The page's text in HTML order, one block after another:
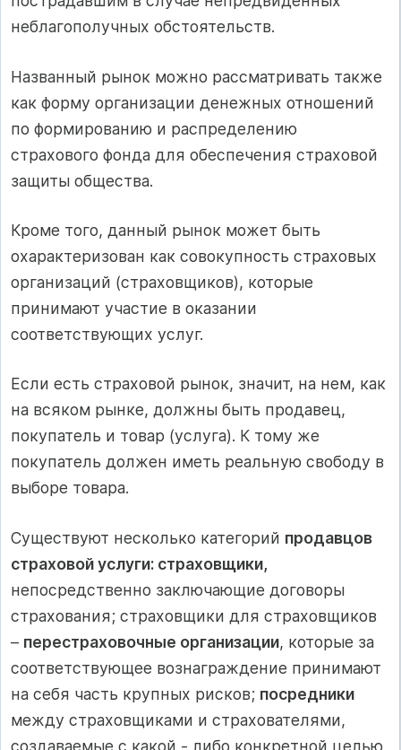
неблагополучных обстоятельств.
Названный рынок можно рассматривать также
как форму организации денежных отношений
по формированию и распределению
страхового фонда для обеспечения страховой
защиты общества.
Кроме того, данный рынок может быть
охарактеризован как совокупность страховых
организаций (страховщиков), которые
принимают участие в оказании
соответствующих услуг.
Если есть страховой рынок, значит, на нем, как
на всяком рынке, должны быть продавец,
покупатель и товар (услуга). К тому же
покупатель должен иметь реальную свободу в
выборе товара.
Существуют несколько категорий продавцов
страховой услуги: страховщики,
непосредственно заключающие договоры
страхования; страховщики для страховщиков
– перестраховочные организации, которые за
соответствующее вознаграждение принимают
на себя часть крупных рисков; посредники
между страховщиками и страхователями,
создаваемые с какой - либо конкретной целью